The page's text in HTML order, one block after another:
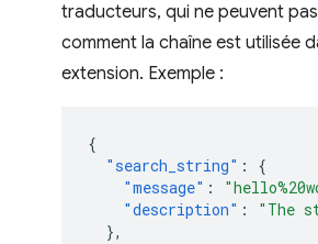
traducteurs, qui ne peuvent
comment la chaîne est utilisée
extension. Exemple :
{
"search_string" :
{
"message" :
"description" :
"The
},